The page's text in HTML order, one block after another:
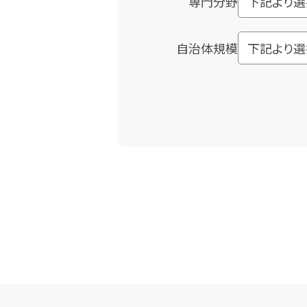
自治体規模